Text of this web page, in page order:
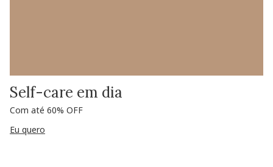
Self-care em dia
Com até 60% OFF
Eu quero